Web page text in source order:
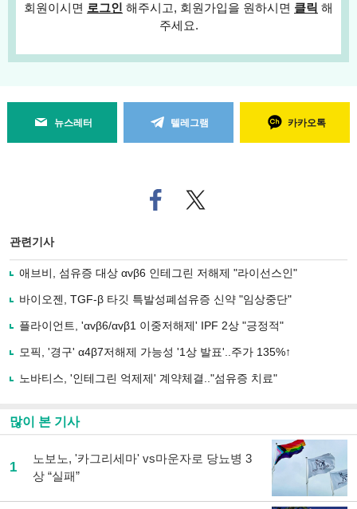
회원이시면 로그인 해주시고, 회원가입을 원하시면 클릭 해
주세요.
뉴스레터 텔레그램 카카오톡
페
이
로
기
사
유
기
트위
터로
관련기사
애브비, 섬유증 대상 αvβ6 인테그린 저해제 "라이선스인"
바이오젠, TGF-β 타깃 특발성폐섬유증 신약 "임상중단"
플라이언트, 'αvβ6/αvβ1 이중저해제' IPF 2상 "긍정적"
모픽, '경구' α4β7저해제 가능성 '1상 발표'..주가 135%↑
노바티스, '인테그린 억제제' 계약체결.."섬유증 치료"
많이 본 기사
1
노보노, '카그리세마' vs마운자로 당뇨병 3
상 “실패”